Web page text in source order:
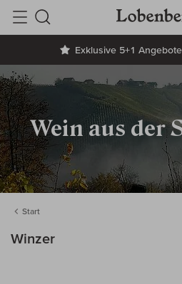
Exklusive 5+1
Suche
Wein aus der
Start
Winzer